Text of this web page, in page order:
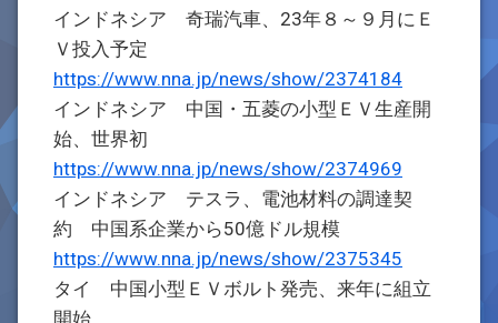
インドネシア 奇瑞汽車、23年８～９月にＥ
Ｖ投入予定
https://www.nna.jp/news/show/2374184
インドネシア 中国・五菱の小型ＥＶ生産開
始、世界初
https://www.nna.jp/news/show/2374969
インドネシア テスラ、電池材料の調達契
約 中国系企業から50億ドル規模
https://www.nna.jp/news/show/2375345
タイ 中国小型ＥＶボルト発売、来年に組立
開始